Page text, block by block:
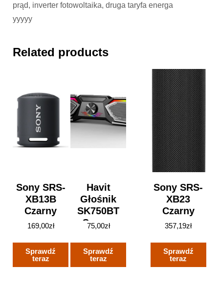
prąd, inverter fotowoltaika, druga taryfa energa
yyyyy
Related products
Sony SRS-
XB13B
Czarny
169,00zł
Sprawdź
teraz
Sony SRS-
XB23
Czarny
357,19zł
Sprawdź
teraz
Havit
Głośnik
SK750BT
Czarny
75,00zł
Sprawdź
teraz